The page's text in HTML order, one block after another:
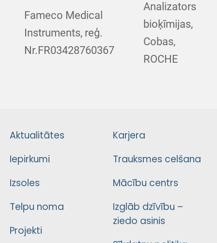
Fameco Medical
Instruments, reģ.
Nr.FR03428760367
Analizators
bioķīmijas,
Cobas,
ROCHE
Aktualitātes
Iepirkumi
Izsoles
Telpu noma
Projekti
Karjera
Trauksmes celšana
Mācību centrs
Izglāb dzīvību –
ziedo asinis